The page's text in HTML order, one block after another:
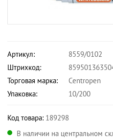
Артикул:
8559/0102
Штрихкод:
Торговая марка:
Centropen
Упаковка:
10/200
Код товара: 189298
В наличии на центральном